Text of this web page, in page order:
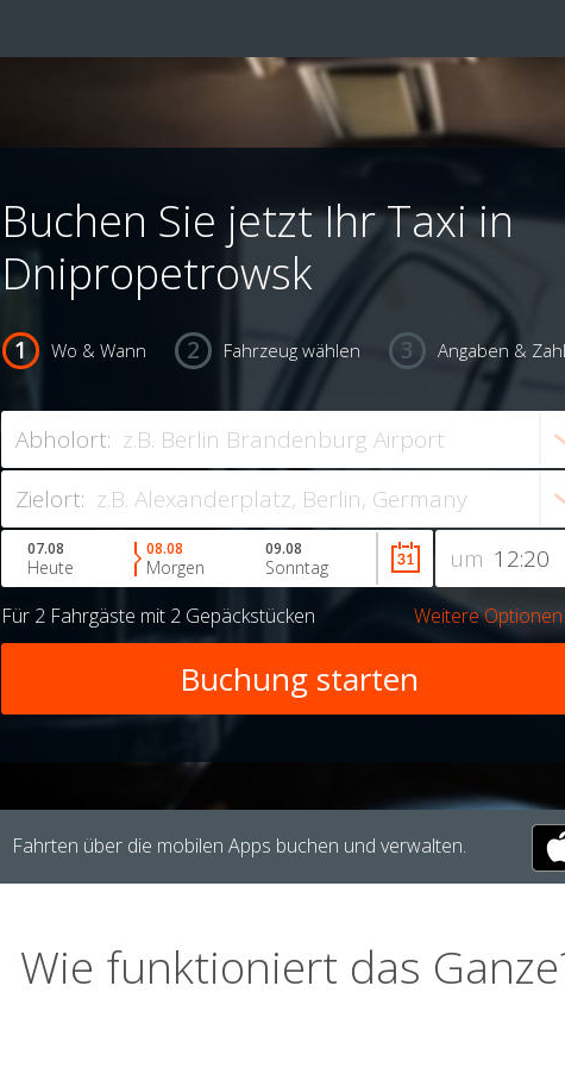
Buchen Sie jetzt Ihr Taxi in
Dnipropetrowsk
Wo & Wann Fahrzeug wählen Angaben &
Abholort:
Zielort:
um
07.08
Heute
08.08
Morgen
09.08
Sonntag
Für 2 Fahrgäste mit 2 Gepäckstücken Weitere Optionen
Fahrten über die mobilen Apps buchen und verwalten.
Wie funktioniert das